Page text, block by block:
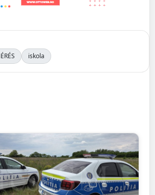
iskola